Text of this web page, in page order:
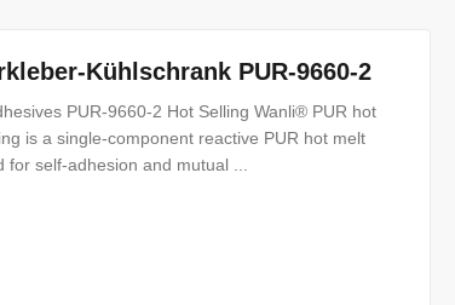
Kühlschrank PUR-9660-2
PUR-9660-2 Hot Selling Wanli® PUR hot
is a single-component reactive PUR hot melt
self-adhesion and mutual ...